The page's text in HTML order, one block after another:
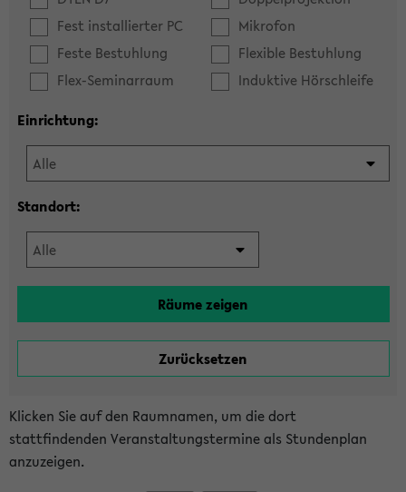
Fest installierter PC
Mikrofon
Feste Bestuhlung
Flexible Bestuhlung
Flex-Seminarraum
Induktive Hörschleife
Einrichtung:
Standort:
Klicken Sie auf den Raumnamen, um die dort
stattfindenden Veranstaltungstermine als Stundenplan
anzuzeigen.